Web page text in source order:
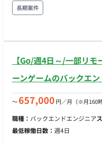
エンジニア ■業務の流れ アジャイル開発(スクラム) スプリント
は2週間です。 デイリー
言語: Javascript,
Amazon Lambda, Amazon
RDS, Amazon Cognito,
モートにてご稼働いただけます。 ■働き方 稼働時
談事項があり、ディスカッ
長期案件
【Go/週4日～/一部リ
ーンゲームのバックエ
〜657,000 円／月 （※月160
職種： バックエンドエンジニア
最低稼働日数： 週4日